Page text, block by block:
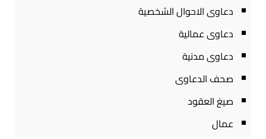
دعاوى الاحوال الشخصية
دعاوى عمالية
دعاوى مدنية
صحف الدعاوى
صيغ العقود
عمال